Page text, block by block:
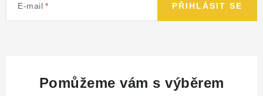
E-mail PŘIHLÁSIT SE
Pomůžeme vám s výběrem